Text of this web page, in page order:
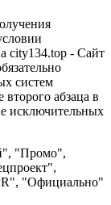
city134.top - Сайт
систем
абзаца в
исключительных
"Промо",
"Официально"